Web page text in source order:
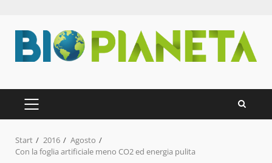
Inhalt
springen
PRIMÄRES
MENÜ
Start 2016
Agosto
Con la foglia artificiale meno CO2 ed energia pulita